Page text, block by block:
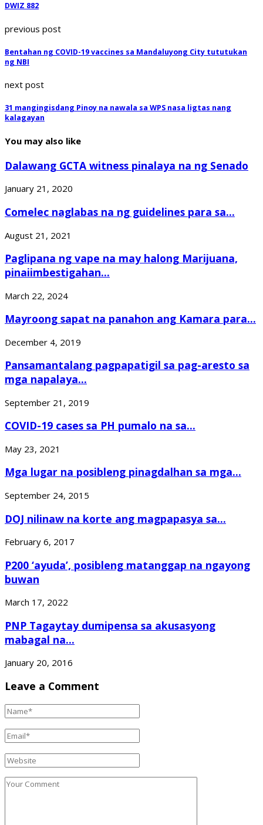
DWIZ 882
previous post
Bentahan ng COVID-19 vaccines sa Mandaluyong City tututukan
ng NBI
next post
31 mangingisdang Pinoy na nawala sa WPS nasa ligtas nang
kalagayan
You may also like
Dalawang GCTA witness pinalaya na ng Senado
January 21, 2020
Comelec naglabas na ng guidelines para sa...
August 21, 2021
Paglipana ng vape na may halong Marijuana,
pinaiimbestigahan...
March 22, 2024
Mayroong sapat na panahon ang Kamara para...
December 4, 2019
Pansamantalang pagpapatigil sa pag-aresto sa
mga napalaya...
September 21, 2019
COVID-19 cases sa PH pumalo na sa...
May 23, 2021
Mga lugar na posibleng pinagdalhan sa mga...
September 24, 2015
DOJ nilinaw na korte ang magpapasya sa...
February 6, 2017
P200 ‘ayuda’, posibleng matanggap na ngayong
buwan
March 17, 2022
PNP Tagaytay dumipensa sa akusasyong
mabagal na...
January 20, 2016
Leave a Comment